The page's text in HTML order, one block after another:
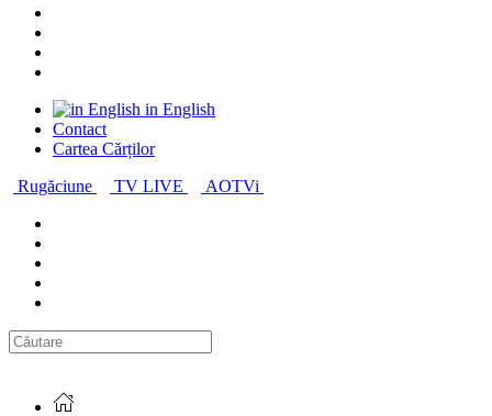
in English
Contact
Cartea Cărților
Rugăciune
TV LIVE AOTVi